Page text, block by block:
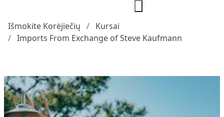
Išmokite Korėjiečių
Kursai
Imports From Exchange of Steve Kaufmann